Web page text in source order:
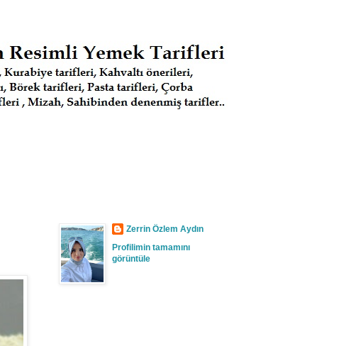
Zerrin Özlem Aydın
Profilimin tamamını
görüntüle